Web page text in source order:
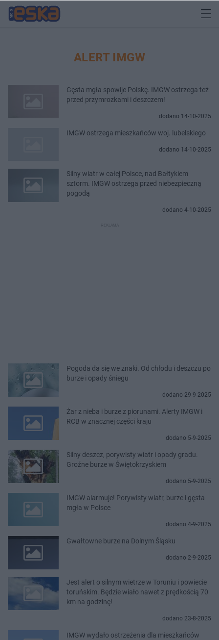
ALERT IMGW
Gęsta mgła spowije Polskę. IMGW ostrzega też
przed przymrozkami i deszczem!
dodano 14-10-2025
IMGW ostrzega mieszkańców woj. lubelskiego
dodano 14-10-2025
Silny wiatr w całej Polsce, nad Bałtykiem
sztorm. IMGW ostrzega przed niebezpieczną
pogodą
dodano 4-10-2025
Pogoda da się we znaki. Od chłodu i deszczu po
burze i opady śniegu
dodano 29-9-2025
Żar z nieba i burze z piorunami. Alerty IMGW i
RCB w znacznej części kraju
dodano 5-9-2025
Silny deszcz, porywisty wiatr i opady gradu.
Groźne burze w Świętokrzyskiem
dodano 5-9-2025
IMGW alarmuje! Porywisty wiatr, burze i gęsta
mgła w Polsce
dodano 4-9-2025
Gwałtowne burze na Dolnym Śląsku
dodano 2-9-2025
Jest alert o silnym wietrze w Toruniu i powiecie
toruńskim. Będzie wiało nawet z prędkością 70
km na godzinę!
dodano 23-8-2025
IMGW wydało ostrzeżenia dla mieszkańców